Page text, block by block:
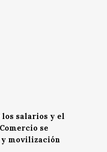
los salarios y el
se
y movilización